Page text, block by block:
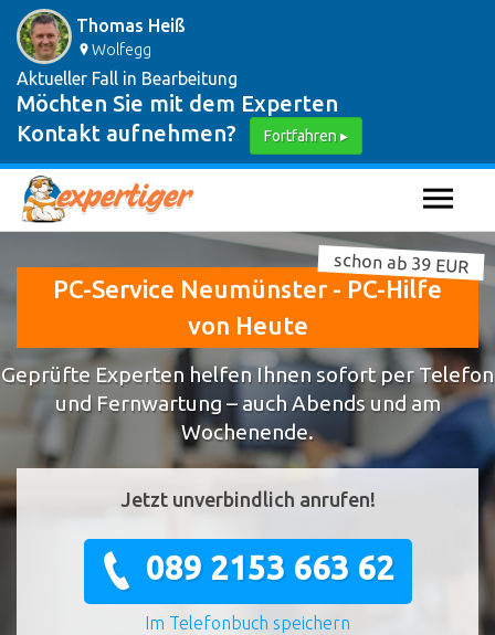
Thomas Heiß
Wolfegg
Aktueller Fall in Bearbeitung
Möchten Sie mit dem Experten
Kontakt aufnehmen?
Fortfahren ▸
PC-Service Neumünster - PC-Hilfe
von Heute
schon ab 39 EUR
Geprüfte Experten helfen Ihnen sofort per Telefon
und Fernwartung – auch Abends und am
Wochenende.
Jetzt unverbindlich anrufen!
089 2153 663 62
Im Telefonbuch speichern